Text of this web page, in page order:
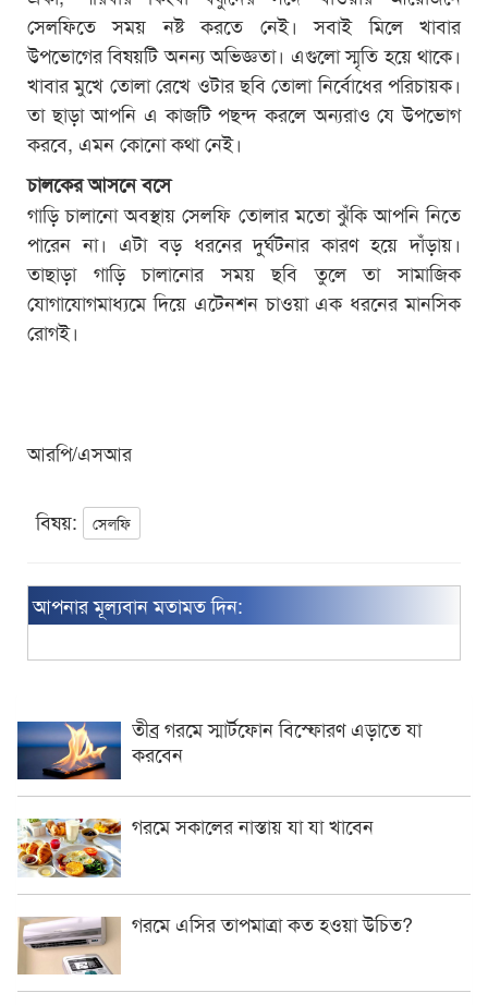
সেলফিতে সময় নষ্ট করতে নেই। সবাই মিলে খাবার
উপভোগের বিষয়টি অনন্য অভিজ্ঞতা। এগুলো স্মৃতি হয়ে থাকে।
খাবার মুখে তোলা রেখে ওটার ছবি তোলা নির্বোধের পরিচায়ক।
তা ছাড়া আপনি এ কাজটি পছন্দ করলে অন্যরাও যে উপভোগ
করবে, এমন কোনো কথা নেই।
চালকের আসনে বসে
গাড়ি চালানো অবস্থায় সেলফি তোলার মতো ঝুঁকি আপনি নিতে
পারেন না। এটা বড় ধরনের দুর্ঘটনার কারণ হয়ে দাঁড়ায়।
তাছাড়া গাড়ি চালানোর সময় ছবি তুলে তা সামাজিক
যোগাযোগমাধ্যমে দিয়ে এটেনশন চাওয়া এক ধরনের মানসিক
রোগই।
আরপি/এসআর
বিষয়: সেলফি
আপনার মূল্যবান মতামত দিন:
তীব্র গরমে স্মার্টফোন বিস্ফোরণ এড়াতে যা
করবেন
গরমে সকালের নাস্তায় যা যা খাবেন
গরমে এসির তাপমাত্রা কত হওয়া উচিত?